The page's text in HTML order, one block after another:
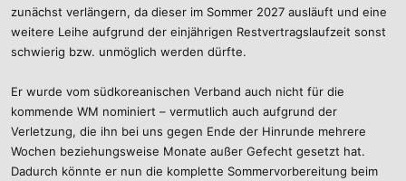
zunächst verlängern, da dieser im Sommer 2027 ausläuft und eine
weitere Leihe aufgrund der einjährigen Restvertragslaufzeit sonst
schwierig bzw. unmöglich werden dürfte.
Er wurde vom südkoreanischen Verband auch nicht für die
kommende WM nominiert – vermutlich auch aufgrund der
Verletzung, die ihn bei uns gegen Ende der Hinrunde mehrere
Wochen beziehungsweise Monate außer Gefecht gesetzt hat.
Dadurch könnte er nun die komplette Sommervorbereitung beim